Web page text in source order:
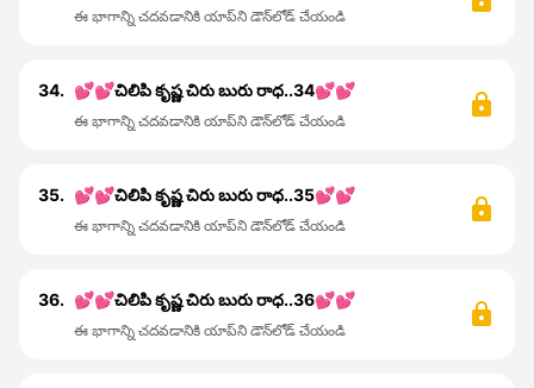
ఈ భాగాన్ని చదవడానికి యాప్‌ని డౌన్‌లోడ్ చేయండి
34. 💕💕చిలిపి కృష్ణ చిరు బురు రాధ..34💕💕
ఈ భాగాన్ని చదవడానికి యాప్‌ని డౌన్‌లోడ్ చేయండి
35. 💕💕చిలిపి కృష్ణ చిరు బురు రాధ..35💕💕
ఈ భాగాన్ని చదవడానికి యాప్‌ని డౌన్‌లోడ్ చేయండి
36. 💕💕చిలిపి కృష్ణ చిరు బురు రాధ..36💕💕
ఈ భాగాన్ని చదవడానికి యాప్‌ని డౌన్‌లోడ్ చేయండి